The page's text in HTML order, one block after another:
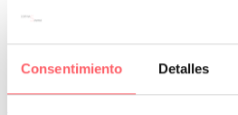
Consentimiento Detalles
¿Quiénes Somos?
Contacto